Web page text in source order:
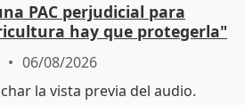
PAC perjudicial para
hay que protegerla"
06/08/2026